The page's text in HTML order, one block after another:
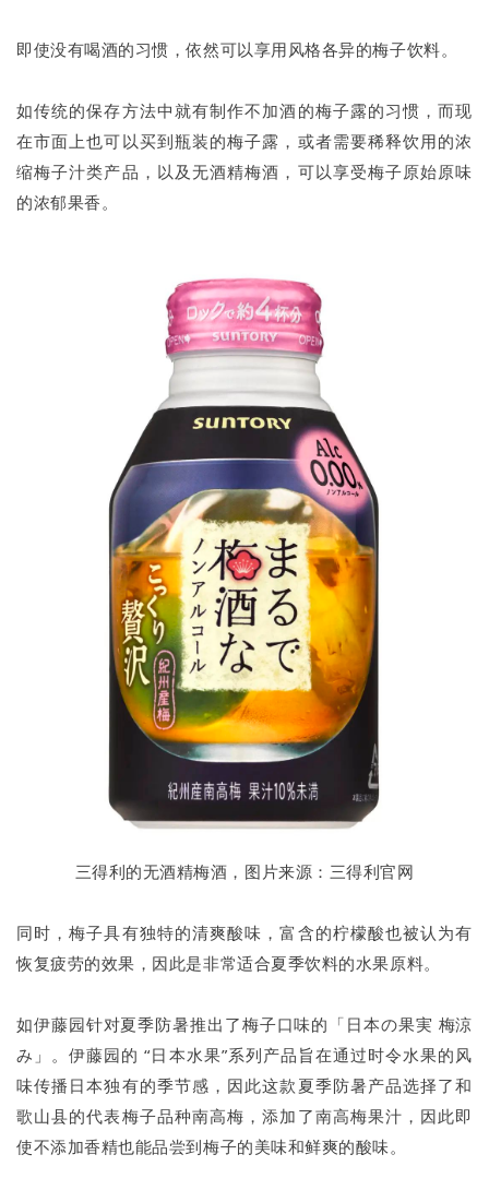
即使没有喝酒的习惯，依然可以享用风格各异的梅子饮料。
如传统的保存方法中就有制作不加酒的梅子露的习惯，而现
在市面上也可以买到瓶装的梅子露，或者需要稀释饮用的浓
缩梅子汁类产品，以及无酒精梅酒，可以享受梅子原始原味
的浓郁果香。
三得利的无酒精梅酒，图片来源：三得利官网
同时，梅子具有独特的清爽酸味，富含的柠檬酸也被认为有
恢复疲劳的效果，因此是非常适合夏季饮料的水果原料。
如伊藤园针对夏季防暑推出了梅子口味的「日本の果実 梅涼
み」。伊藤园的 “日本水果”系列产品旨在通过时令水果的风
味传播日本独有的季节感，因此这款夏季防暑产品选择了和
歌山县的代表梅子品种南高梅，添加了南高梅果汁，因此即
使不添加香精也能品尝到梅子的美味和鲜爽的酸味。